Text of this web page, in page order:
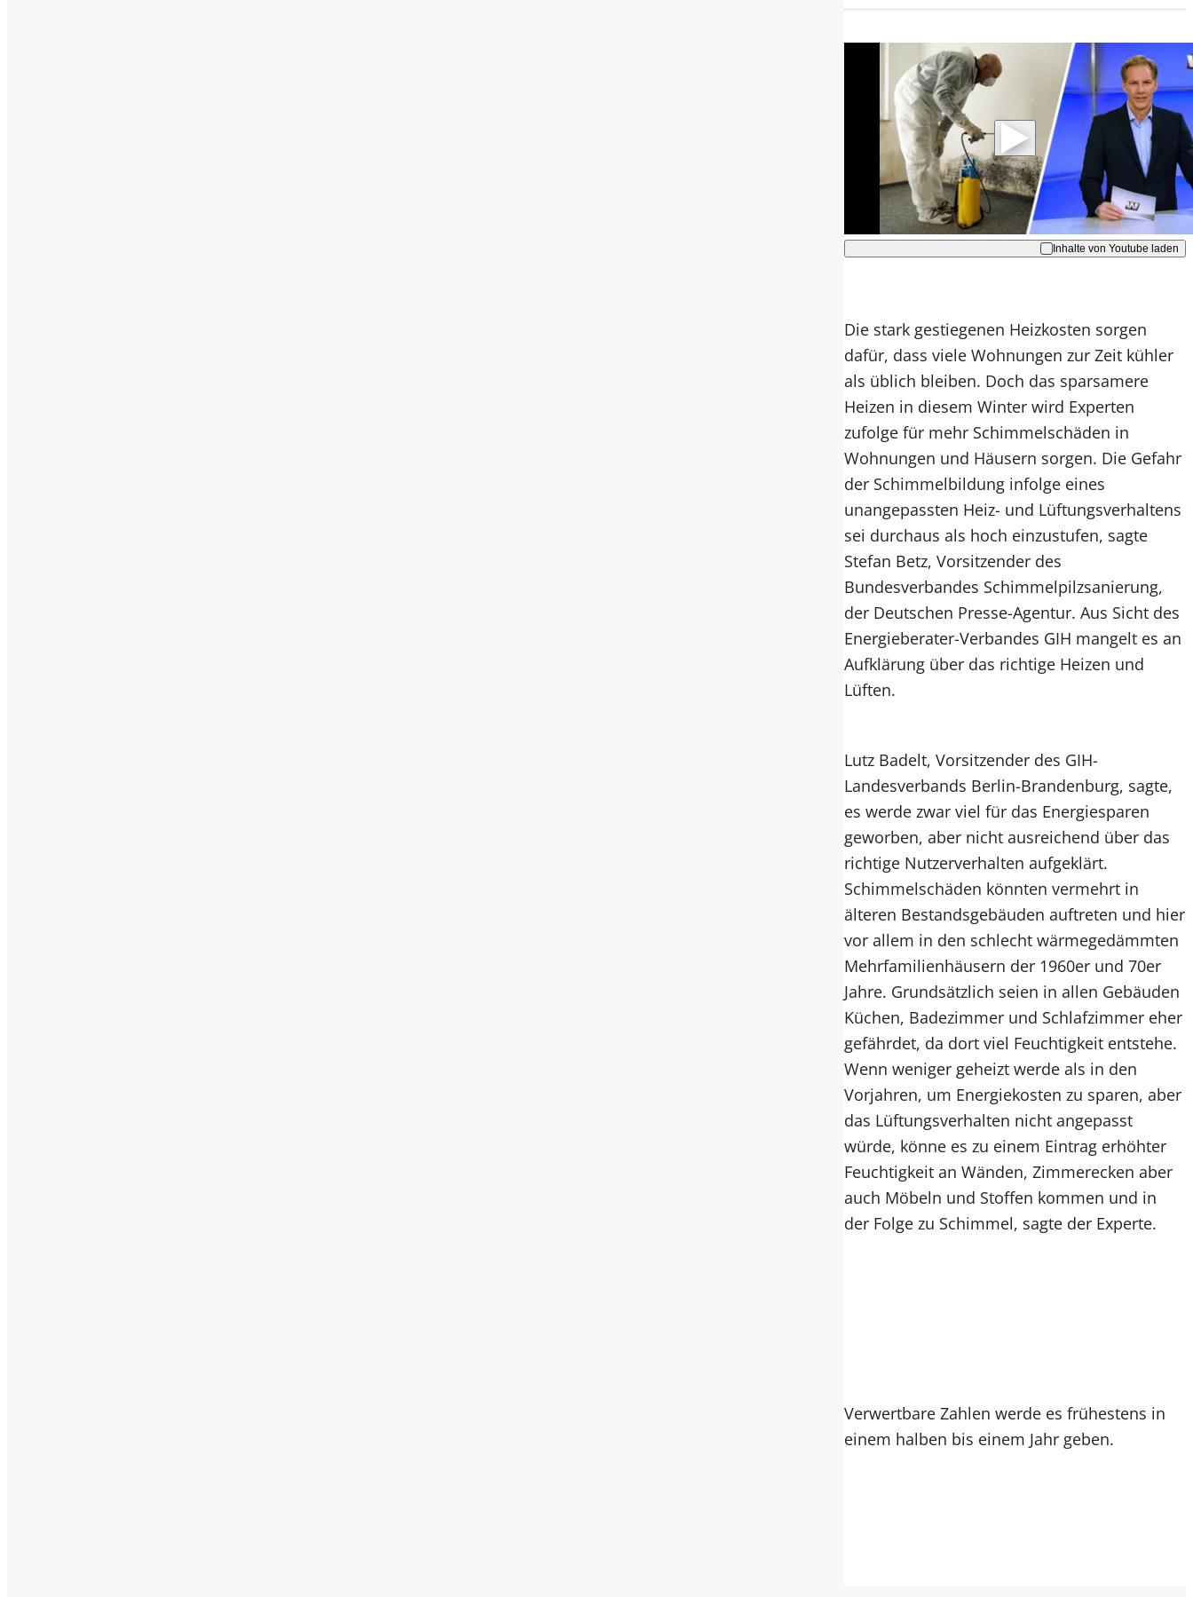
Mit der Wiedergabe dieses Videos
werden Daten an Youtube übertragen.
Hinweise dazu erhalten Sie in der
Datenschutzerklärung.
Akzeptieren
Inhalte von Youtube laden
Die stark gestiegenen Heizkosten sorgen
dafür, dass viele Wohnungen zur Zeit kühler
als üblich bleiben. Doch das sparsamere
Heizen in diesem Winter wird Experten
zufolge für mehr Schimmelschäden in
Wohnungen und Häusern sorgen. Die Gefahr
der Schimmelbildung infolge eines
unangepassten Heiz- und Lüftungsverhaltens
sei durchaus als hoch einzustufen, sagte
Stefan Betz, Vorsitzender des
Bundesverbandes Schimmelpilzsanierung,
der Deutschen Presse-Agentur. Aus Sicht des
Energieberater-Verbandes GIH mangelt es an
Aufklärung über das richtige Heizen und
Lüften.
Lutz Badelt, Vorsitzender des GIH-
Landesverbands Berlin-Brandenburg, sagte,
es werde zwar viel für das Energiesparen
geworben, aber nicht ausreichend über das
richtige Nutzerverhalten aufgeklärt.
Schimmelschäden könnten vermehrt in
älteren Bestandsgebäuden auftreten und hier
vor allem in den schlecht wärmegedämmten
Mehrfamilienhäusern der 1960er und 70er
Jahre. Grundsätzlich seien in allen Gebäuden
Küchen, Badezimmer und Schlafzimmer eher
gefährdet, da dort viel Feuchtigkeit entstehe.
Wenn weniger geheizt werde als in den
Vorjahren, um Energiekosten zu sparen, aber
das Lüftungsverhalten nicht angepasst
würde, könne es zu einem Eintrag erhöhter
Feuchtigkeit an Wänden, Zimmerecken aber
auch Möbeln und Stoffen kommen und in
der Folge zu Schimmel, sagte der Experte.
Verwertbare Zahlen werde es frühestens in
einem halben bis einem Jahr geben.